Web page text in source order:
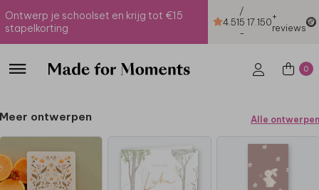
Ontwerp je schoolset en krijg tot €15
stapelkorting
4.51
/
5
-
17.150+
reviews
0
Meer ontwerpen Alle ontwerpen